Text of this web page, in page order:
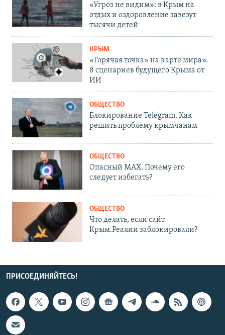
«Угроз не видим»: в Крым на
отдых и оздоровление завезут
тысячи детей
КРЫМ
«Горячая точка» на карте мира».
8 сценариев будущего Крыма от
ИИ
ОБЩЕСТВО
Блокирование Telegram. Как
решить проблему крымчанам
ОБЩЕСТВО
Опасный MAX. Почему его
следует избегать?
ОБЩЕСТВО
Что делать, если сайт
Крым.Реалии заблокировали?
ПРИСОЕДИНЯЙТЕСЬ!